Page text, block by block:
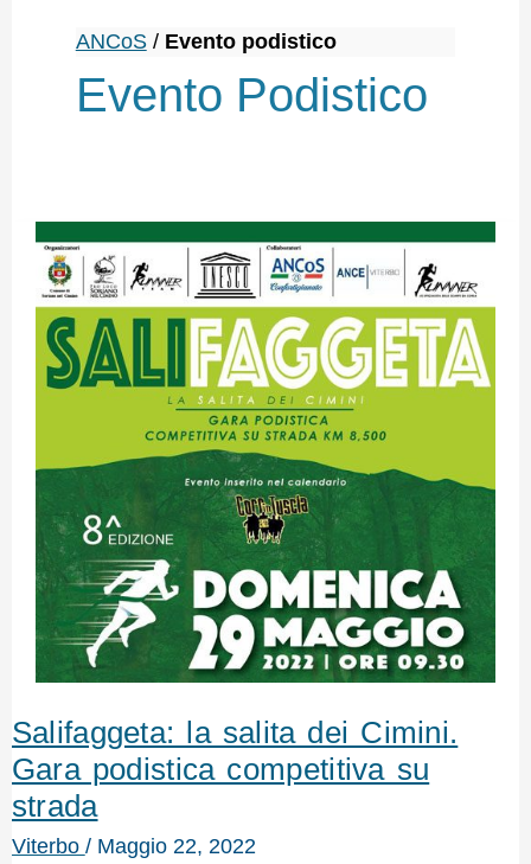
ANCoS/ Evento podistico
Evento Podistico
Salifaggeta: la salita dei Cimini.
Gara podistica competitiva su
strada
Viterbo / Maggio 22, 2022